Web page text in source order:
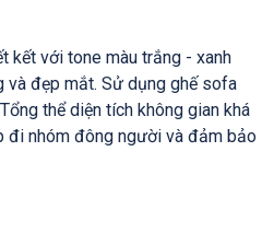
kết với tone màu trắng - xanh
đẹp mắt. Sử dụng ghế sofa
thể diện tích không gian khá
đi nhóm đông người và đảm bảo